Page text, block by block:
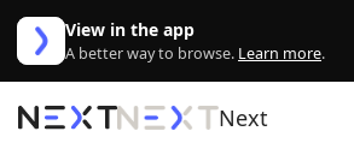
Aller au contenu
View in the app
A better way to browse. Learn more.
Next